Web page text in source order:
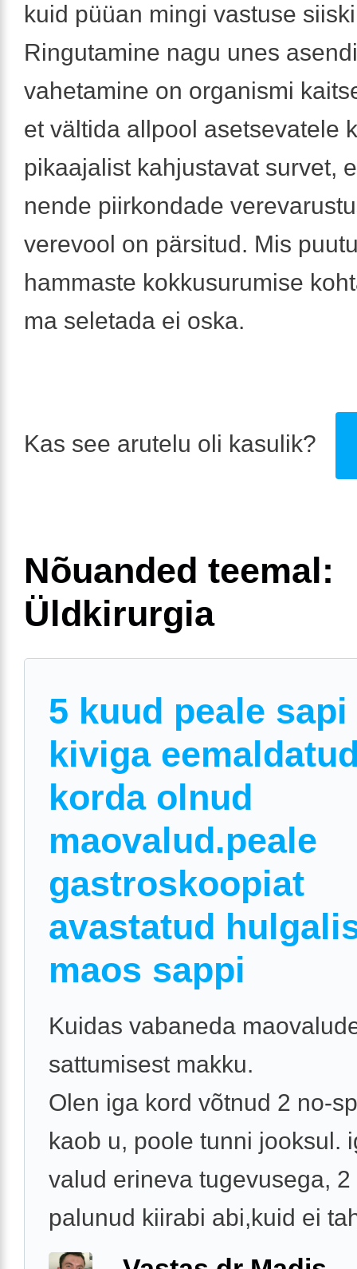
kuid püüan mingi vastuse
Ringutamine nagu unes asendi
vahetamine on organismi
et vältida allpool asetsevatele
pikaajalist kahjustavat survet,
nende piirkondade
verevool on pärsitud. Mis
hammaste kokkusurumise
ma seletada ei oska.
Kas see arutelu oli kasulik?
Nõuanded teemal:
Üldkirurgia
5 kuud peale
kiviga
korda olnud
maovalud.peale
gastroskoopiat
avastatud
maos sappi
Kuidas vabaneda
sattumisest makku.
Olen iga kord võtnud 2 no-
kaob u, poole tunni jooksul.
valud erineva tugevusega, 2
palunud kiirabi abi,kuid ei